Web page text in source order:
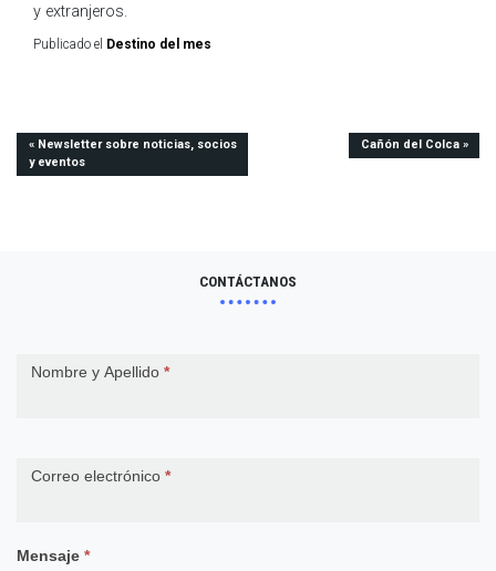
y extranjeros.
Publicado el Destino del mes
Navegación
de
Newsletter sobre noticias, socios
y eventos
Cañón del Colca
CONTÁCTANOS
UsNombre y Apellido *
Correo electrónico *
Mensaje *